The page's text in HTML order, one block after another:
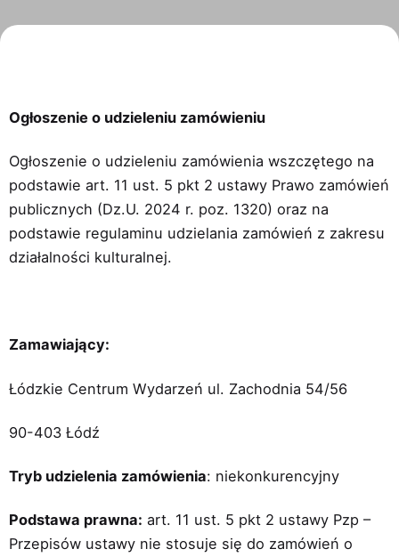
Ogłoszenie o udzieleniu zamówieniu
Ogłoszenie o udzieleniu zamówienia wszczętego na
podstawie art. 11 ust. 5 pkt 2 ustawy Prawo zamówień
publicznych (Dz.U. 2024 r. poz. 1320) oraz na
podstawie regulaminu udzielania zamówień z zakresu
działalności kulturalnej.
Zamawiający:
Łódzkie Centrum Wydarzeń ul. Zachodnia 54/56
90-403 Łódź
Tryb udzielenia zamówienia: niekonkurencyjny
Podstawa prawna: art. 11 ust. 5 pkt 2 ustawy Pzp –
Przepisów ustawy nie stosuje się do zamówień o